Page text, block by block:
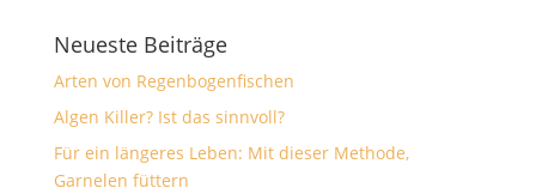
Neueste Beiträge
Arten von Regenbogenfischen
Algen Killer? Ist das sinnvoll?
Für ein längeres Leben: Mit dieser Methode,
Garnelen füttern